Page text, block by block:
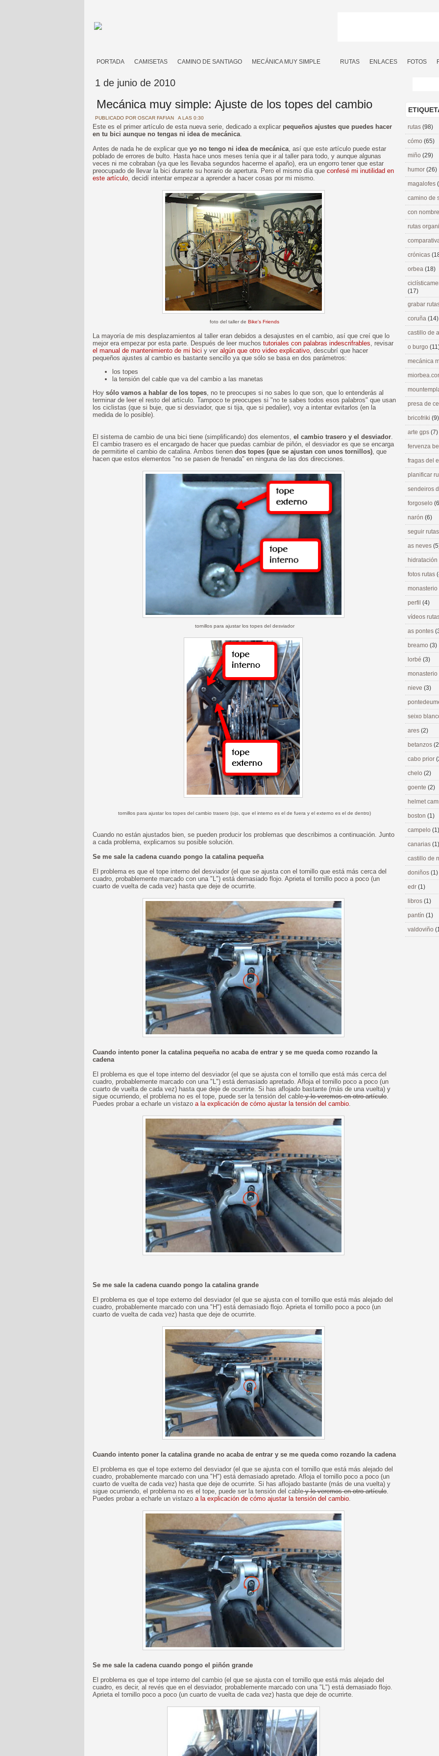
PORTADA CAMISETAS CAMINO DE SANTIAGO MECÁNICA MUY SIMPLE RUTAS ENLACES FOTOS
1 de junio de 2010
Mecánica muy simple: Ajuste de los topes del cambio
PUBLICADO POR OSCAR FAFIAN A LAS 0:30
Este es el primer artículo de esta nueva serie, dedicado a explicar pequeños ajustes que puedes hacer
en tu bici aunque no tengas ni idea de mecánica.
Antes de nada he de explicar que yo no tengo ni idea de mecánica, así que este artículo puede estar
poblado de errores de bulto. Hasta hace unos meses tenía que ir al taller para todo, y aunque algunas
veces ni me cobraban (ya que les llevaba segundos hacerme el apaño), era un engorro tener que estar
preocupado de llevar la bici durante su horario de apertura. Pero el mismo día que confesé mi inutilidad en
este artículo, decidí intentar empezar a aprender a hacer cosas por mi mismo.
foto del taller de Bike's Friends
La mayoría de mis desplazamientos al taller eran debidos a desajustes en el cambio, así que creí que lo
mejor era empezar por esta parte. Después de leer muchos tutoriales con palabras indescrifrables, revisar
el manual de mantenimiento de mi bici y ver algún que otro video explicativo, descubrí que hacer
pequeños ajustes al cambio es bastante sencillo ya que sólo se basa en dos parámetros:
los topes
la tensión del cable que va del cambio a las manetas
Hoy sólo vamos a hablar de los topes, no te preocupes si no sabes lo que son, que lo entenderás al
terminar de leer el resto del artículo. Tampoco te preocupes si "no te sabes todos esos palabros" que usan
los ciclistas (que si buje, que si desviador, que si tija, que si pedalier), voy a intentar evitarlos (en la
medida de lo posible).
El sistema de cambio de una bici tiene (simplificando) dos elementos, el cambio trasero y el desviador.
El cambio trasero es el encargado de hacer que puedas cambiar de piñón, el desviador es que se encarga
de permitirte el cambio de catalina. Ambos tienen dos topes (que se ajustan con unos tornillos), que
hacen que estos elementos "no se pasen de frenada" en ninguna de las dos direcciones.
tornillos para ajustar los topes del desviador
tornillos para ajustar los topes del cambio trasero (ojo, que el interno es el de fuera y el externo es el de dentro)
Cuando no están ajustados bien, se pueden producir los problemas que describimos a continuación. Junto
a cada problema, explicamos su posible solución.
Se me sale la cadena cuando pongo la catalina pequeña
El problema es que el tope interno del desviador (el que se ajusta con el tornillo que está más cerca del
cuadro, probablemente marcado con una "L") está demasiado flojo. Aprieta el tornillo poco a poco (un
cuarto de vuelta de cada vez) hasta que deje de ocurrirte.
Cuando intento poner la catalina pequeña no acaba de entrar y se me queda como rozando la
cadena
El problema es que el tope interno del desviador (el que se ajusta con el tornillo que está más cerca del
cuadro, probablemente marcado con una "L") está demasiado apretado. Afloja el tornillo poco a poco (un
cuarto de vuelta de cada vez) hasta que deje de ocurrirte. Si has aflojado bastante (más de una vuelta) y
sigue ocurriendo, el problema no es el tope, puede ser la tensión del cabley lo veremos en otro artículo.
Puedes probar a echarle un vistazo a la explicación de cómo ajustar la tensión del cambio.
Se me sale la cadena cuando pongo la catalina grande
El problema es que el tope externo del desviador (el que se ajusta con el tornillo que está más alejado del
cuadro, probablemente marcado con una "H") está demasiado flojo. Aprieta el tornillo poco a poco (un
cuarto de vuelta de cada vez) hasta que deje de ocurrirte.
Cuando intento poner la catalina grande no acaba de entrar y se me queda como rozando la cadena
El problema es que el tope externo del desviador (el que se ajusta con el tornillo que está más alejado del
cuadro, probablemente marcado con una "H") está demasiado apretado. Afloja el tornillo poco a poco (un
cuarto de vuelta de cada vez) hasta que deje de ocurrirte. Si has aflojado bastante (más de una vuelta) y
sigue ocurriendo, el problema no es el tope, puede ser la tensión del cabley lo veremos en otro artículo.
Puedes probar a echarle un vistazo a la explicación de cómo ajustar la tensión del cambio.
Se me sale la cadena cuando pongo el piñón grande
El problema es que el tope interno del cambio (el que se ajusta con el tornillo que está más alejado del
cuadro, es decir, al revés que en el desviador, probablemente marcado con una "L") está demasiado flojo.
Aprieta el tornillo poco a poco (un cuarto de vuelta de cada vez) hasta que deje de ocurrirte.
rutas (98)
cómo (65)
miño (29)
humor (26)
magalofes
camino de
con
rutas
crónicas
orbea (18)
(17)
grabar
coruña (14)
castillo de
o burgo
mecánica
presa de
bricofriki (9)
arte gps (7)
fervenza
fragas del
planificar
sendeiros
forgoselo
narón (6)
seguir
as neves
hidratación
fotos rutas
perfil (4)
vídeos
as pontes
breamo (3)
lorbé (3)
nieve (3)
seixo
ares (2)
betanzos
cabo prior
chelo (2)
goente (2)
helmet
boston (1)
campelo (1)
canarias (1)
castillo de
doniños (1)
edr (1)
libros (1)
pantín (1)
valdoviño